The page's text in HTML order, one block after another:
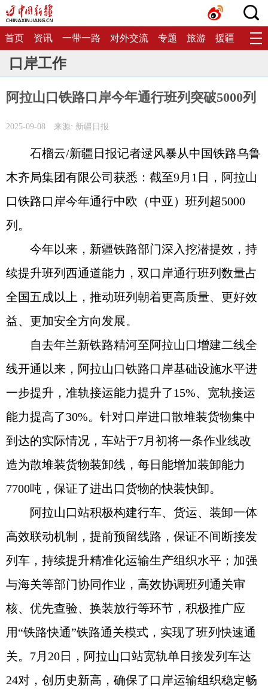
首页 资讯 一带一路 对外交流 专题 旅游 援疆 生态
口岸工作
阿拉山口铁路口岸今年通行班列突破5000列
2025-09-08 来源: 新疆日报
石榴云/新疆日报记者逯风暴从中国铁路乌鲁
木齐局集团有限公司获悉：截至9月1日，阿拉山
口铁路口岸今年通行中欧（中亚）班列超5000
列。
今年以来，新疆铁路部门深入挖潜提效，持
续提升班列西通道能力，双口岸通行班列数量占
全国五成以上，推动班列朝着更高质量、更好效
益、更加安全方向发展。
自去年兰新铁路精河至阿拉山口增建二线全
线开通以来，阿拉山口铁路口岸基础设施水平进
一步提升，准轨接运能力提升了15%、宽轨接运
能力提高了30%。针对口岸进口散堆装货物集中
到达的实际情况，车站于7月初将一条作业线改
造为散堆装货物装卸线，每日能增加装卸能力
7700吨，保证了进出口货物的快装快卸。
阿拉山口站积极构建行车、货运、装卸一体
高效联动机制，提前预留线路，保证不间断接发
列车，持续提升精准化运输生产组织水平；加强
与海关等部门协同作业，高效协调班列通关审
核、优先查验、换装放行等环节，积极推广应
用“铁路快通”铁路通关模式，实现了班列快速通
关。7月20日，阿拉山口站宽轨单日接发列车达
24对，创历史新高，确保了口岸运输组织稳定畅